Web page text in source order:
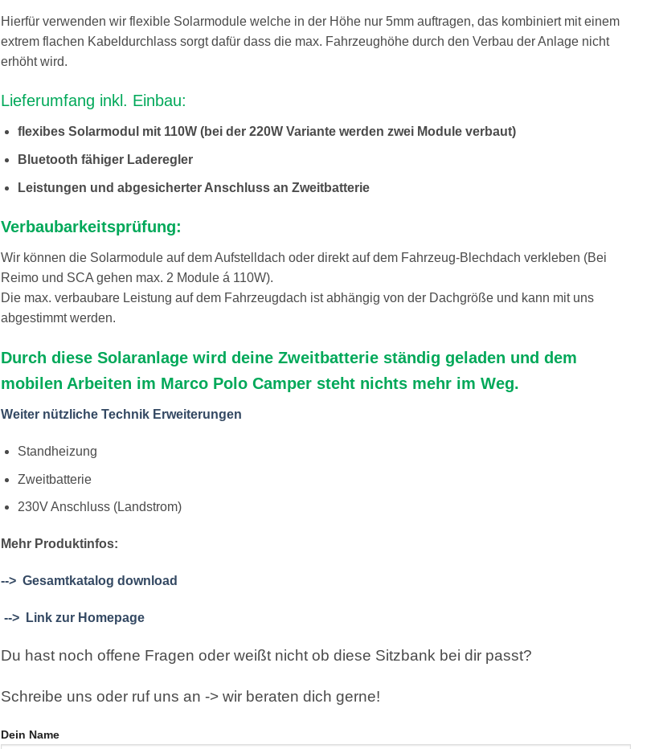
Hierfür verwenden wir flexible Solarmodule welche in der Höhe nur 5mm auftragen, das kombiniert mit einem
extrem flachen Kabeldurchlass sorgt dafür dass die max. Fahrzeughöhe durch den Verbau der Anlage nicht
erhöht wird.
Lieferumfang inkl. Einbau:
flexibes Solarmodul mit 110W (bei der 220W Variante werden zwei Module verbaut)
Bluetooth fähiger Laderegler
Leistungen und abgesicherter Anschluss an Zweitbatterie
Verbaubarkeitsprüfung:
Wir können die Solarmodule auf dem Aufstelldach oder direkt auf dem Fahrzeug-Blechdach verkleben (Bei
Reimo und SCA gehen max. 2 Module á 110W).
Die max. verbaubare Leistung auf dem Fahrzeugdach ist abhängig von der Dachgröße und kann mit uns
abgestimmt werden.
Durch diese Solaranlage wird deine Zweitbatterie ständig geladen und dem
mobilen Arbeiten im Marco Polo Camper steht nichts mehr im Weg.
Weiter nützliche Technik Erweiterungen
Standheizung
Zweitbatterie
230V Anschluss (Landstrom)
Mehr Produktinfos:
--> Gesamtkatalog download
--> Link zur Homepage
Du hast noch offene Fragen oder weißt nicht ob diese Sitzbank bei dir passt?
Schreibe uns oder ruf uns an -> wir beraten dich gerne!
Dein Name